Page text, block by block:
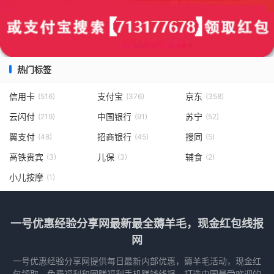
热门标签
信用卡 (516) 支付宝 (376) 京东 (358)
云闪付 (219) 中国银行 (91) 苏宁 (52)
翼支付 (48) 招商银行 (45) 搜同 (5)
高铁贵宾 (3) 儿保 (3) 辅食 (2)
小儿按摩 (1)
一号优惠经验分享网最新最全薅羊毛，现金红包线报
网
一号优惠经验分享网提供每日最新内部优惠，薅羊毛活动，现金红